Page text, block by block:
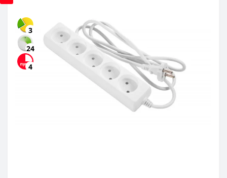
3
24
4